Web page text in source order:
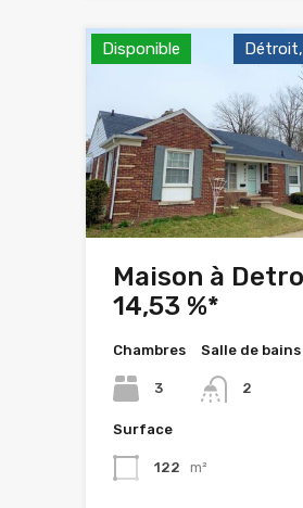
Disponible Détroit,
Maison à
14,53 %*
Chambres
3
Salle de bains
2
Surface
122 m²